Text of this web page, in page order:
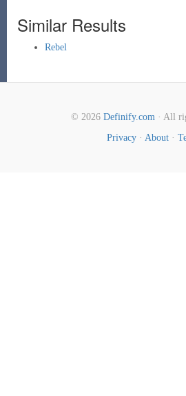
Similar Results
Rebel
© 2026 Definify.com· All
Privacy · About ·